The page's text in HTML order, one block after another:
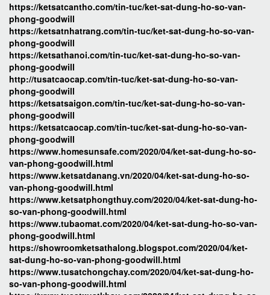
https://ketsatcantho.com/tin-tuc/ket-sat-dung-ho-so-van-
phong-goodwill
https://ketsatnhatrang.com/tin-tuc/ket-sat-dung-ho-so-van-
phong-goodwill
https://ketsathanoi.com/tin-tuc/ket-sat-dung-ho-so-van-
phong-goodwill
http://tusatcaocap.com/tin-tuc/ket-sat-dung-ho-so-van-
phong-goodwill
https://ketsatsaigon.com/tin-tuc/ket-sat-dung-ho-so-van-
phong-goodwill
https://ketsatcaocap.com/tin-tuc/ket-sat-dung-ho-so-van-
phong-goodwill
https://www.homesunsafe.com/2020/04/ket-sat-dung-ho-so-
van-phong-goodwill.html
https://www.ketsatdanang.vn/2020/04/ket-sat-dung-ho-so-
van-phong-goodwill.html
https://www.ketsatphongthuy.com/2020/04/ket-sat-dung-ho-
so-van-phong-goodwill.html
https://www.tubaomat.com/2020/04/ket-sat-dung-ho-so-van-
phong-goodwill.html
https://showroomketsathalong.blogspot.com/2020/04/ket-
sat-dung-ho-so-van-phong-goodwill.html
https://www.tusatchongchay.com/2020/04/ket-sat-dung-ho-
so-van-phong-goodwill.html